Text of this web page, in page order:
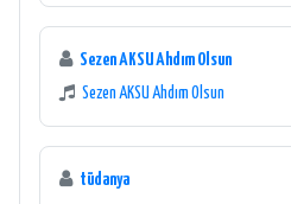
Sezen AKSU Ahdım Olsun
Sezen AKSU Ahdım Olsun
tüdanya